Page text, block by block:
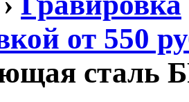
от 550
сталь